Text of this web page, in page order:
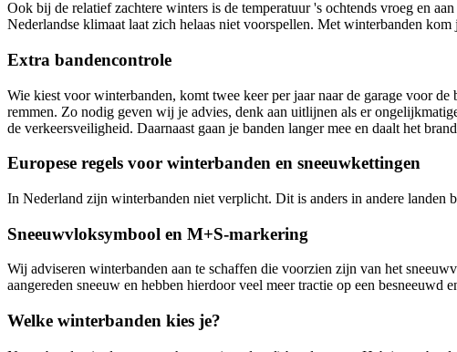
Ook bij de relatief zachtere winters is de temperatuur 's ochtends vroeg en
Nederlandse klimaat laat zich helaas niet voorspellen. Met winterbanden
Extra bandencontrole
Wie kiest voor winterbanden, komt twee keer per jaar naar de garage voor
remmen. Zo nodig geven wij je advies, denk aan uitlijnen als er
de verkeersveiligheid. Daarnaast gaan je banden langer mee en daalt het
Europese regels voor winterbanden en sneeuwkettingen
In Nederland zijn winterbanden niet verplicht. Dit is anders in andere
Sneeuwvloksymbool en M+S-markering
Wij adviseren winterbanden aan te schaffen die voorzien zijn van het
aangereden sneeuw en hebben hierdoor veel meer tractie op een besneeuwd
Welke winterbanden kies je?